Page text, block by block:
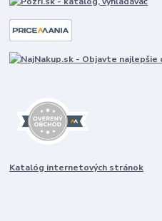
Katalóg internetových stránok